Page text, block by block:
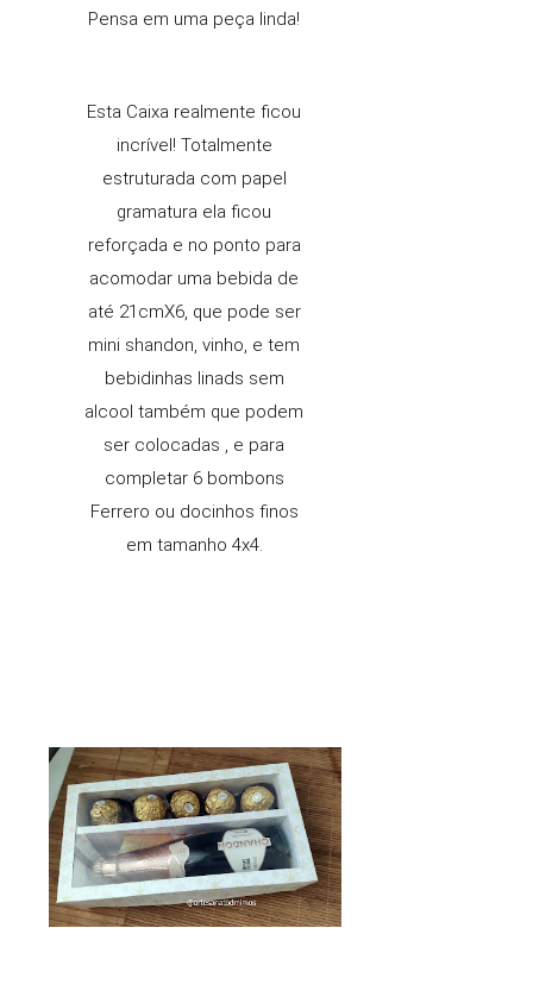
Pensa em uma peça linda!
Esta Caixa realmente ficou
incrível! Totalmente
estruturada com papel
gramatura ela ficou
reforçada e no ponto para
acomodar uma bebida de
até 21cmX6, que pode ser
mini shandon, vinho, e tem
bebidinhas linads sem
alcool também que podem
ser colocadas , e para
completar 6 bombons
Ferrero ou docinhos finos
em tamanho 4x4.